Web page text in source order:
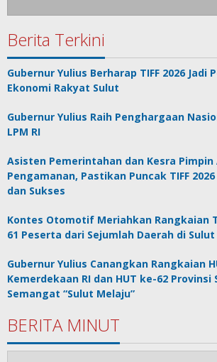
Berita Terkini
Gubernur Yulius Berharap TIFF 2026 Jadi
Ekonomi Rakyat Sulut
Gubernur Yulius Raih Penghargaan
LPM RI
Asisten Pemerintahan dan Kesra Pimpin
Pengamanan, Pastikan Puncak TIFF
dan Sukses
Kontes Otomotif Meriahkan Rangkaian
61 Peserta dari Sejumlah Daerah di Sulut
Gubernur Yulius Canangkan Rangkaian
Kemerdekaan RI dan HUT ke-62
Semangat “Sulut Melaju”
BERITA MINUT